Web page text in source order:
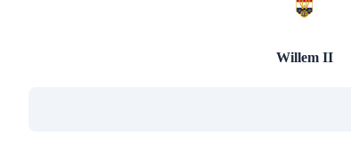
Willem II